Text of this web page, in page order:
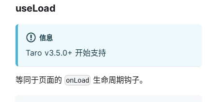
useLoad
信息
Taro v3.5.0+ 开始支持
等同于页面的 onLoad 生命周期钩子。